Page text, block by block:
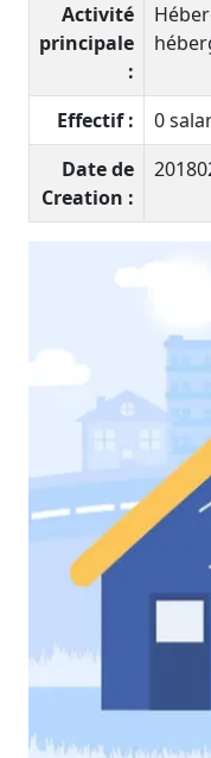
Activité
principale
:
Effectif :
0
Date de
Creation :